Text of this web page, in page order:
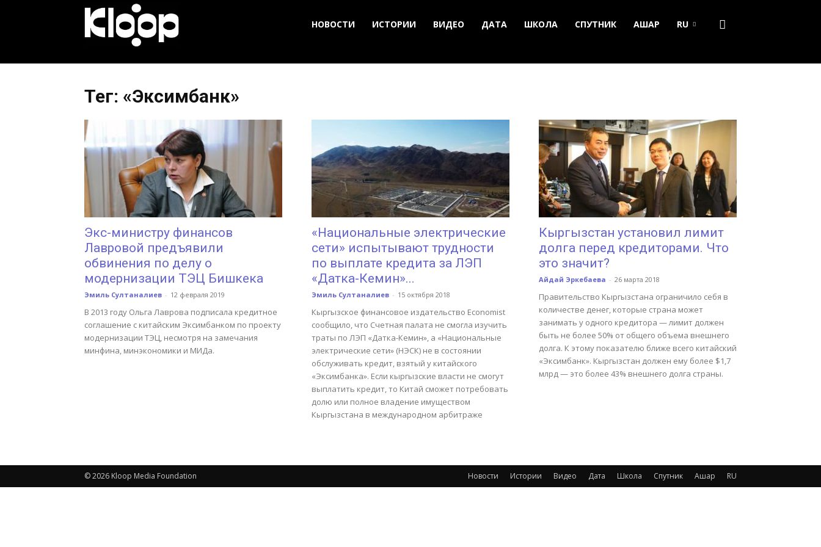
Новости
Кыргызстана
НОВОСТИ ИСТОРИИ ВИДЕО ДАТА ШКОЛА СПУТНИК АШАР RU
Тег: «Эксимбанк»
Экс-министру финансов
Лавровой предъявили
обвинения по делу о
модернизации ТЭЦ Бишкека
Эмиль Султаналиев - 12 февраля 2019
В 2013 году Ольга Лаврова подписала кредитное
соглашение с китайским Эксимбанком по проекту
модернизации ТЭЦ, несмотря на замечания
минфина, минэкономики и МИДа.
«Национальные электрические
сети» испытывают трудности
по выплате кредита за ЛЭП
«Датка-Кемин»...
Эмиль Султаналиев - 15 октября 2018
Кыргызское финансовое издательство Economist
сообщило, что Счетная палата не смогла изучить
траты по ЛЭП «Датка-Кемин», а «Национальные
электрические сети» (НЭСК) не в состоянии
обслуживать кредит, взятый у китайского
«Эксимбанка». Если кыргызские власти не смогут
выплатить кредит, то Китай сможет потребовать
долю или полное владение имуществом
Кыргызстана в международном арбитраже
Кыргызстан установил лимит
долга перед кредиторами. Что
это значит?
Айдай Эркебаева - 26 марта 2018
Правительство Кыргызстана ограничило себя в
количестве денег, которые страна может
занимать у одного кредитора — лимит должен
быть не более 50% от общего объема внешнего
долга. К этому показателю ближе всего китайский
«Эксимбанк». Кыргызстан должен ему более $1,7
млрд — это более 43% внешнего долга страны.
Новости Истории Видео Дата Школа Спутник Ашар RU
© 2026 Kloop Media Foundation